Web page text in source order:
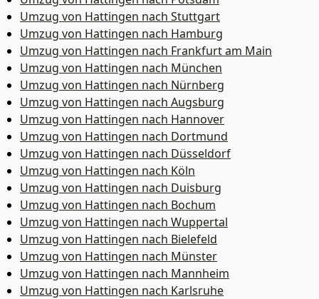
Umzug von Hattingen nach Stuttgart
Umzug von Hattingen nach Hamburg
Umzug von Hattingen nach Frankfurt am Main
Umzug von Hattingen nach München
Umzug von Hattingen nach Nürnberg
Umzug von Hattingen nach Augsburg
Umzug von Hattingen nach Hannover
Umzug von Hattingen nach Dortmund
Umzug von Hattingen nach Düsseldorf
Umzug von Hattingen nach Köln
Umzug von Hattingen nach Duisburg
Umzug von Hattingen nach Bochum
Umzug von Hattingen nach Wuppertal
Umzug von Hattingen nach Bielefeld
Umzug von Hattingen nach Münster
Umzug von Hattingen nach Mannheim
Umzug von Hattingen nach Karlsruhe